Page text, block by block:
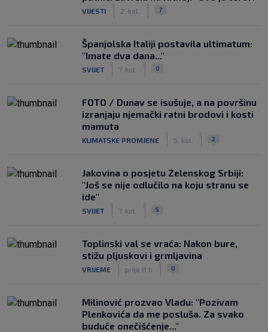
VIJESTI 2. kol. 7
Španjolska Italiji postavila ultimatum:
"Imate dva dana..."
SVIJET 7. kol. 0
FOTO / Dunav se isušuje, a na površinu
izranjaju njemački ratni brodovi i kosti
mamuta
KLIMATSKE PROMJENE 5. kol. 2
Jakovina o posjetu Zelenskog Srbiji:
"Još se nije odlučilo na koju stranu se
ide"
SVIJET 7. kol. 5
Toplinski val se vraća: Nakon bure,
stižu pljuskovi i grmljavina
VRIJEME prije 8 h 0
Milinović prozvao Vladu: "Pozivam
Plenkovića da me posluša. Za svako
buduće onečišćenje..."